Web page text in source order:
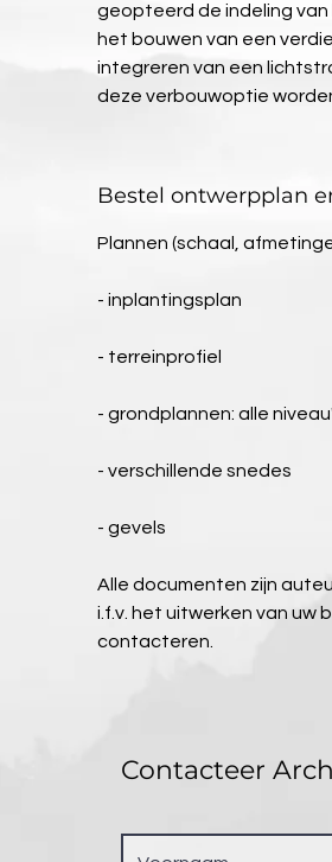
geopteerd de indeling
het bouwen van een
integreren van een
deze verbouwoptie
Bestel ontwerpplan
Plannen (schaal,
- inplantingsplan
- terreinprofiel
- grondplannen: alle
- verschillende snedes
- gevels
Alle documenten zijn
i.f.v. het uitwerken van uw
contacteren.
Contacteer